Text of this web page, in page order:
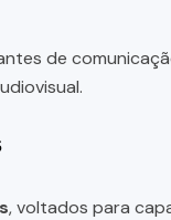
de
, voltados para